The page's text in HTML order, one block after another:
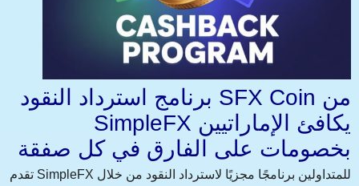
برنامج استرداد النقود SFX Coin من
SimpleFX يكافئ الإماراتيين
بخصومات على الفارق في كل صفقة
تقدم SimpleFX للمتداولين برنامجًا مجزيًا لاسترداد النقود من خلال